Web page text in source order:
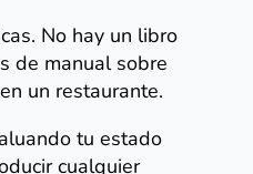
No hay un libro
de manual sobre
un restaurante.
tu estado
cualquier